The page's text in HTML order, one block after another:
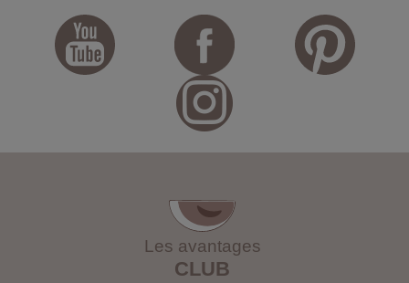
Les avantages
CLUB